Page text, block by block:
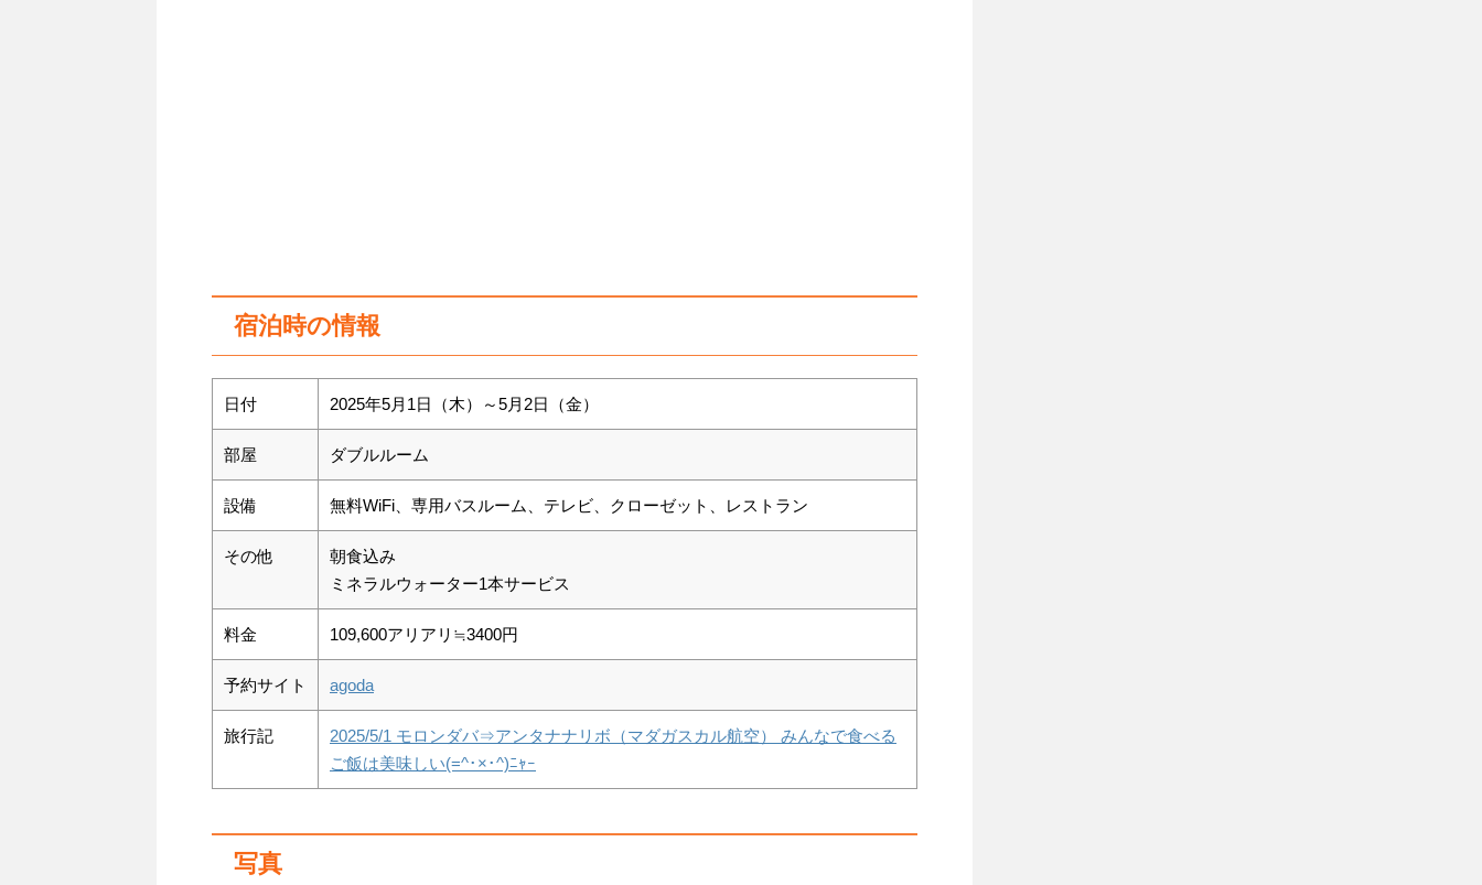
宿泊時の情報
日付 2025年5月1日（木）～5月2日（金）
部屋 ダブルルーム
設備 無料WiFi、専用バスルーム、テレビ、クローゼット、レストラン
その他
朝食込み
ミネラルウォーター1本サービス
料金 109,600アリアリ≒3400円
予約サイト agoda
旅行記
2025/5/1 モロンダバ⇒アンタナナリボ（マダガスカル航空） みんなで食べる
ご飯は美味しい(=^･×･^)ﾆｬｰ
写真